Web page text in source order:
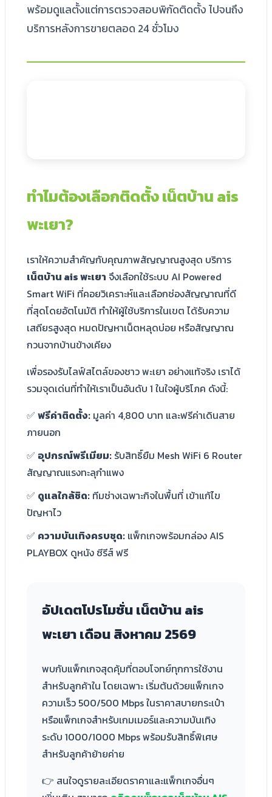
พร้อมดูแลตั้งแต่การตรวจสอบพิกัดติดตั้ง ไปจนถึง
บริการหลังการขายตลอด 24 ชั่วโมง
ทำไมต้องเลือกติดตั้ง เน็ตบ้าน ais
พะเยา?
เราให้ความสำคัญกับคุณภาพสัญญาณสูงสุด บริการ
เน็ตบ้าน ais พะเยา จึงเลือกใช้ระบบ AI Powered
Smart WiFi ที่คอยวิเคราะห์และเลือกช่องสัญญาณที่ดี
ที่สุดโดยอัตโนมัติ ทำให้ผู้ใช้บริการในเขต ได้รับความ
เสถียรสูงสุด หมดปัญหาเน็ตหลุดบ่อย หรือสัญญาณ
กวนจากบ้านข้างเคียง
เพื่อรองรับไลฟ์สไตล์ของชาว พะเยา อย่างแท้จริง เราได้
รวมจุดเด่นที่ทำให้เราเป็นอันดับ 1 ในใจผู้บริโภค ดังนี้:
✅ ฟรีค่าติดตั้ง: มูลค่า 4,800 บาท และฟรีค่าเดินสาย
ภายนอก
✅ อุปกรณ์พรีเมียม: รับสิทธิ์ยืม Mesh WiFi 6 Router
สัญญาณแรงทะลุกำแพง
✅ ดูแลใกล้ชิด: ทีมช่างเฉพาะกิจในพื้นที่ เข้าแก้ไข
ปัญหาไว
✅ ความบันเทิงครบชุด: แพ็กเกจพร้อมกล่อง AIS
PLAYBOX ดูหนัง ซีรีส์ ฟรี
อัปเดตโปรโมชั่น เน็ตบ้าน ais
พะเยา เดือนสิงหาคม 2569
พบกับแพ็กเกจสุดคุ้มที่ตอบโจทย์ทุกการใช้งาน
สำหรับลูกค้าใน โดยเฉพาะ เริ่มต้นด้วยแพ็กเกจ
ความเร็ว 500/500 Mbps ในราคาสบายกระเป๋า
หรือแพ็กเกจสำหรับเกมเมอร์และความบันเทิง
ระดับ 1000/1000 Mbps พร้อมรับสิทธิ์พิเศษ
สำหรับลูกค้าย้ายค่าย
👉 สนใจดูรายละเอียดราคาและแพ็กเกจอื่นๆ